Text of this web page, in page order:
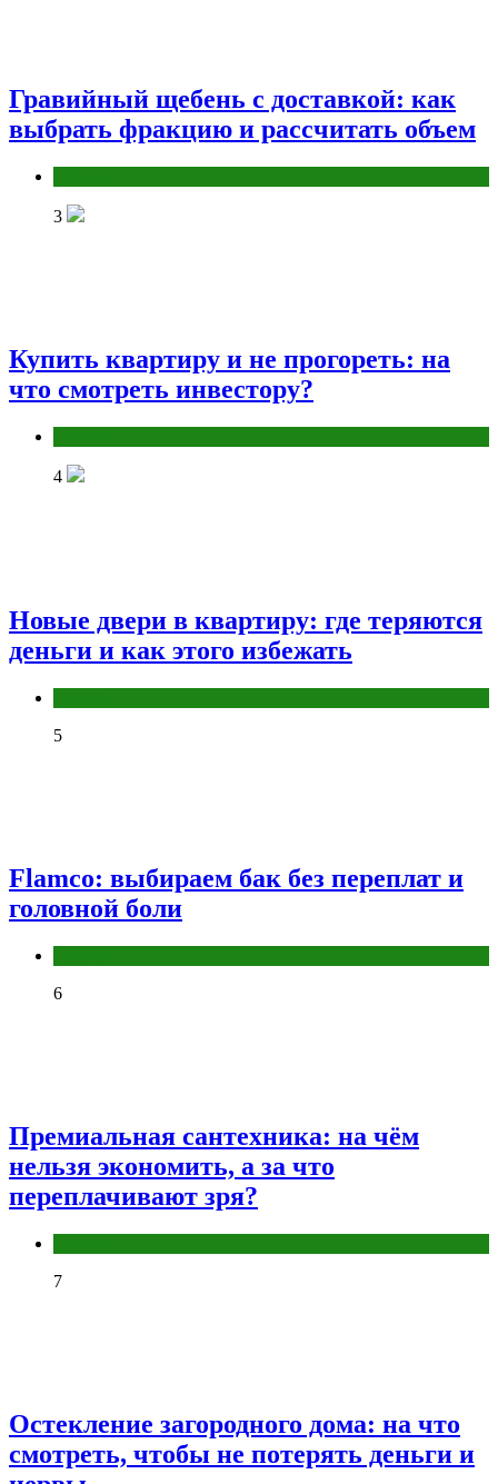
Гравийный щебень с доставкой: как
выбрать фракцию и рассчитать объем
3
Купить квартиру и не прогореть: на
что смотреть инвестору?
4
Новые двери в квартиру: где теряются
деньги и как этого избежать
5
Flamco: выбираем бак без переплат и
головной боли
6
Премиальная сантехника: на чём
нельзя экономить, а за что
переплачивают зря?
7
Остекление загородного дома: на что
смотреть, чтобы не потерять деньги и